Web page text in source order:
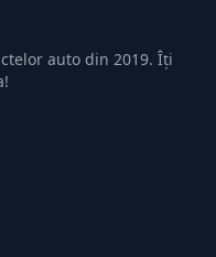
auto din 2019. Îți